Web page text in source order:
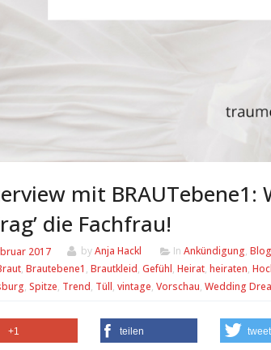
mit BRAUTebene1:
die Fachfrau!
2017 byAnja Hackl In Ankündigung, Blog
, Brautebene1 , Brautkleid, Gefühl, Heirat, heiraten,
, Spitze, Trend, Tüll, vintage, Vorschau, Wedding
+1 teilen tweet